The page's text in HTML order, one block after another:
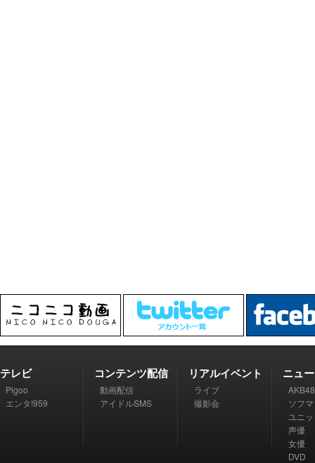
テレビ
Pigoo
エンタ!959
コンテンツ配信
動画配信
アイドルSMS
リアルイベント
ライブ
撮影会
ニュ
AKB48
ソフ
ユニ
声優
女優
DVD